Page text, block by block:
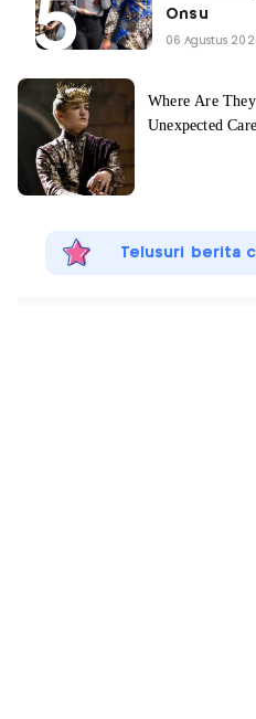
Onsu
06 Agustus
Telusuri berita